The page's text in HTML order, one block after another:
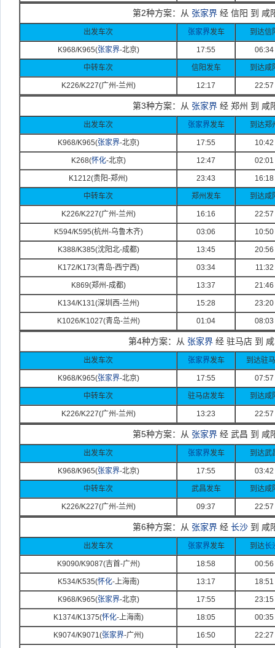
第2种方案：从 张家界 经 信阳 到 咸
出发车次 张家界发车 到达信
K968/K965(张家界-北京) 17:55 06:34
中转车次 信阳发车 到达咸
K226/K227(广州-兰州) 12:17 22:57
第3种方案：从 张家界 经 郑州 到 咸
出发车次 张家界发车 到达郑
K968/K965(张家界-北京) 17:55 10:42
K268(怀化-北京) 12:47 02:01
K1212(贵阳-郑州) 23:43 16:18
中转车次 郑州发车 到达咸
K226/K227(广州-兰州) 16:16 22:57
K594/K595(杭州-乌鲁木齐) 03:06 10:50
K388/K385(沈阳北-成都) 13:45 20:56
K172/K173(青岛-西宁西) 03:34 11:32
K869(郑州-成都) 13:37 21:46
K134/K131(深圳西-兰州) 15:28 23:20
K1026/K1027(青岛-兰州) 01:04 08:03
第4种方案：从 张家界 经 驻马店 到
出发车次 张家界发车 到达驻
K968/K965(张家界-北京) 17:55 07:57
中转车次 驻马店发车 到达咸
K226/K227(广州-兰州) 13:23 22:57
第5种方案：从 张家界 经 武昌 到 咸
出发车次 张家界发车 到达武
K968/K965(张家界-北京) 17:55 03:42
中转车次 武昌发车 到达咸
K226/K227(广州-兰州) 09:37 22:57
第6种方案：从 张家界 经 长沙 到 咸
出发车次 张家界发车 到达长
K9090/K9087(吉首-广州) 18:58 00:56
K534/K535(怀化-上海南) 13:17 18:51
K968/K965(张家界-北京) 17:55 23:15
K1374/K1375(怀化-上海南) 18:05 00:35
K9074/K9071(张家界-广州) 16:50 22:27